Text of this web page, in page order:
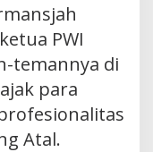
PWI
temannya di
para
Atal.